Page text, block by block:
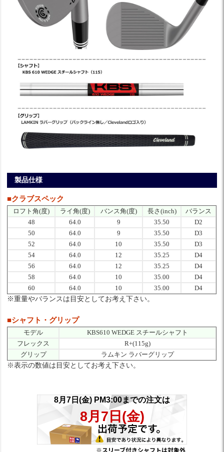
製品仕様
■クラブスペック
ロフト角(度) ライ角(度) バンス角(度) 長さ(inch)
バランス
48
64.0 9 35.50
D2
50
64.0 9 35.50
D3
52
64.0 10 35.50
D3
54
64.0 12 35.25
D4
56
64.0 12 35.25
D4
58
64.0 10 35.00
D4
60
64.0 10 35.00
D4
※重量やバランスは目安としてお考え下さい。
■シャフト・グリップ
モデル
KBS610 WEDGE スチールシャフト
フレックス
R+(115g)
グリップ
ラムキン ラバーグリップ
※表示の数値は目安としてお考え下さい。
※スリーブ付きシャフトは対象外